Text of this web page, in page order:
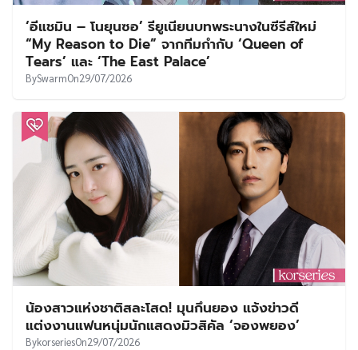
‘อีแชมิน – โนยุนซอ’ รียูเนียนบทพระนางในซีรีส์ใหม่
“My Reason to Die” จากทีมกำกับ ‘Queen of
Tears’ และ ‘The East Palace’
BySwarmOn29/07/2026
น้องสาวแห่งชาติสละโสด! มุนกึนยอง แจ้งข่าวดี
แต่งงานแฟนหนุ่มนักแสดงมิวสิคัล ‘จองพยอง’
BykorseriesOn29/07/2026